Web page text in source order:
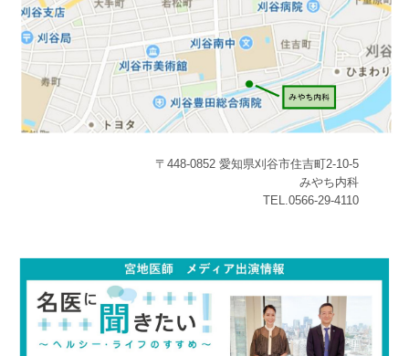
〒448-0852 愛知県刈谷市住吉町2-10-5
みやち内科
TEL.0566-29-4110